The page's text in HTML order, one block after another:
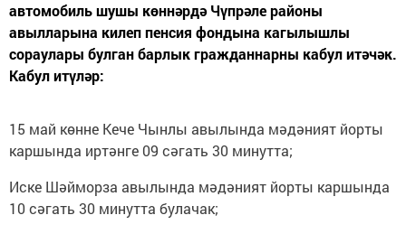
автомобиль шушы көннәрдә Чүпрәле районы
авылларына килеп пенсия фондына кагылышлы
сораулары булган барлык гражданнарны кабул итәчәк.
Кабул итүләр:
15 май көнне Кече Чынлы авылында мәдәният йорты
каршында иртәнге 09 сәгать 30 минутта;
Иске Шәйморза авылында мәдәният йорты каршында
10 сәгать 30 минутта булачак;